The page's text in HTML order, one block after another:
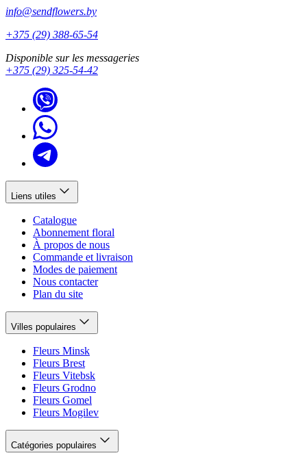
info@sendflowers.by
+375 (29) 388-65-54
Disponible sur les messageries
+375 (29) 325-54-42
Liens utiles
Catalogue
Abonnement floral
À propos de nous
Commande et livraison
Modes de paiement
Nous contacter
Plan du site
Villes populaires
Fleurs Minsk
Fleurs Brest
Fleurs Vitebsk
Fleurs Grodno
Fleurs Gomel
Fleurs Mogilev
Catégories populaires